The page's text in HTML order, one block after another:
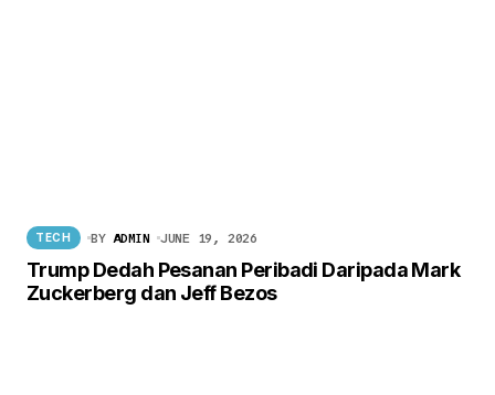
TECH BY ADMIN JUNE 19, 2026
Trump Dedah Pesanan Peribadi Daripada Mark
Zuckerberg dan Jeff Bezos